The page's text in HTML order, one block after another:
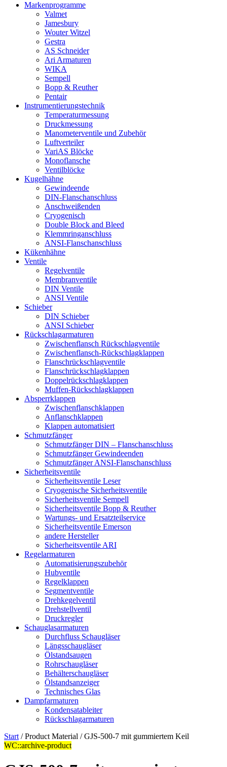
Markenprogramme
Valmet
Jamesbury
Wouter Witzel
Gestra
AS Schneider
Ari Armaturen
WIKA
Sempell
Bopp & Reuther
Pentair
Instrumentierungs­technik
Temperaturmessung
Druckmessung
Manometerventile und Zubehör
Luftverteiler
VariAS Blöcke
Monoflansche
Ventilblöcke
Kugelhähne
Gewindeende
DIN-Flanschanschluss
Anschweißenden
Cryogenisch
Double Block and Bleed
Klemmringanschluss
ANSI-Flanschanschluss
Kükenhähne
Ventile
Regelventile
Membranventile
DIN Ventile
ANSI Ventile
Schieber
DIN Schieber
ANSI Schieber
Rückschlag­armaturen
Zwischenflansch Rückschlagventile
Zwischenflansch-Rückschlagklappen
Flanschrückschlagventile
Flanschrückschlagklappen
Doppelrückschlagklappen
Muffen-Rückschlagklappen
Absperrklappen
Zwischenflanschklappen
Anflanschklappen
Klappen automatisiert
Schmutzfänger
Schmutzfänger DIN – Flanschanschluss
Schmutzfänger Gewindeenden
Schmutzfänger ANSI-Flanschanschluss
Sicherheitsventile
Sicherheitsventile Leser
Cryogenische Sicherheitsventile
Sicherheitsventile Sempell
Sicherheitsventile Bopp & Reuther
Wartungs- und Ersatzteilservice
Sicherheitsventile Emerson
andere Hersteller
Sicherheitsventile ARI
Regelarmaturen
Automatisierungszubehör
Hubventile
Regelklappen
Segmentventile
Drehkegelventil
Drehstellventil
Druckregler
Schauglas­armaturen
Durchfluss Schaugläser
Längsschaugläser
Ölstandsaugen
Rohrschaugläser
Behälterschaugläser
Ölstandsanzeiger
Technisches Glas
Dampfarmaturen
Kondensatableiter
Rückschlagarmaturen
Start / Product Material / GJS-500-7 mit gummiertem Keil
WC::archive-product